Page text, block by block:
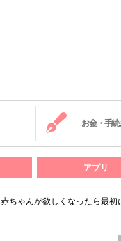
お金・手続
アプリ
赤ちゃんが欲しくなったら最